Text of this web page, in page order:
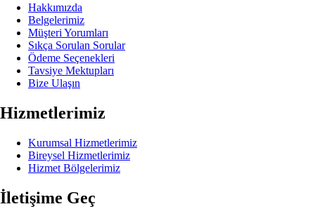
Hakkımızda
Belgelerimiz
Müşteri Yorumları
Sıkça Sorulan Sorular
Ödeme Seçenekleri
Tavsiye Mektupları
Bize Ulaşın
Hizmetlerimiz
Kurumsal Hizmetlerimiz
Bireysel Hizmetlerimiz
Hizmet Bölgelerimiz
İletişime Geç